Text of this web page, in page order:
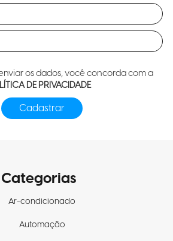
os dados, você concorda com a
DE PRIVACIDADE
Categorias
Ar-condicionado
Automação